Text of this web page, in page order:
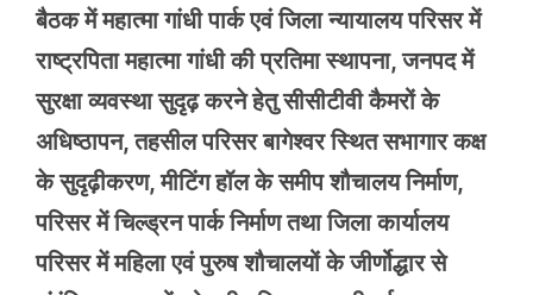
बैठक में महात्मा गांधी पार्क एवं जिला न्यायालय परिसर में
राष्ट्रपिता महात्मा गांधी की प्रतिमा स्थापना, जनपद में
सुरक्षा व्यवस्था सुदृढ़ करने हेतु सीसीटीवी कैमरों के
अधिष्ठापन, तहसील परिसर बागेश्वर स्थित सभागार कक्ष
के सुदृढ़ीकरण, मीटिंग हॉल के समीप शौचालय निर्माण,
परिसर में चिल्ड्रन पार्क निर्माण तथा जिला कार्यालय
परिसर में महिला एवं पुरुष शौचालयों के जीर्णोद्धार से